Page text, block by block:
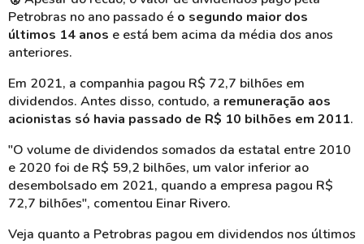
Petrobras no ano passado é o segundo maior dos
últimos 14 anos e está bem acima da média dos anos
anteriores.
Em 2021, a companhia pagou R$ 72,7 bilhões em
dividendos. Antes disso, contudo, a remuneração aos
acionistas só havia passado de R$ 10 bilhões em 2011.
"O volume de dividendos somados da estatal entre 2010
e 2020 foi de R$ 59,2 bilhões, um valor inferior ao
desembolsado em 2021, quando a empresa pagou R$
72,7 bilhões", comentou Einar Rivero.
Veja quanto a Petrobras pagou em dividendos nos últimos